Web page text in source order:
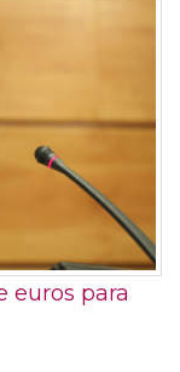
euros para